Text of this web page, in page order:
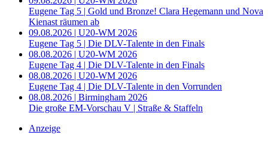
Eugene Tag 5 | Gold und Bronze! Clara Hegemann und Nova
Kienast räumen ab
09.08.2026 | U20-WM 2026
Eugene Tag 5 | Die DLV-Talente in den Finals
08.08.2026 | U20-WM 2026
Eugene Tag 4 | Die DLV-Talente in den Finals
08.08.2026 | U20-WM 2026
Eugene Tag 4 | Die DLV-Talente in den Vorrunden
08.08.2026 | Birmingham 2026
Die große EM-Vorschau V | Straße & Staffeln
Anzeige